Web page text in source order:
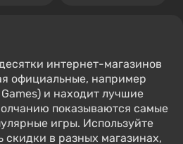
интернет-магазинов
официальные, например
и находит лучшие
показываются самые
игры. Используйте
скидки в разных магазинах,